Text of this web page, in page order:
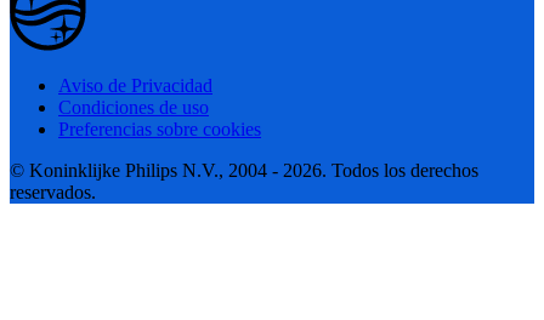
Aviso de Privacidad
Condiciones de uso
Preferencias sobre cookies
© Koninklijke Philips N.V., 2004 - 2026. Todos los derechos
reservados.